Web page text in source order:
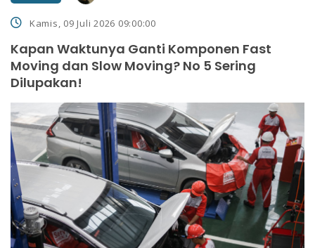
Kamis, 09 Juli 2026 09:00:00
Kapan Waktunya Ganti Komponen Fast
Moving dan Slow Moving? No 5 Sering
Dilupakan!